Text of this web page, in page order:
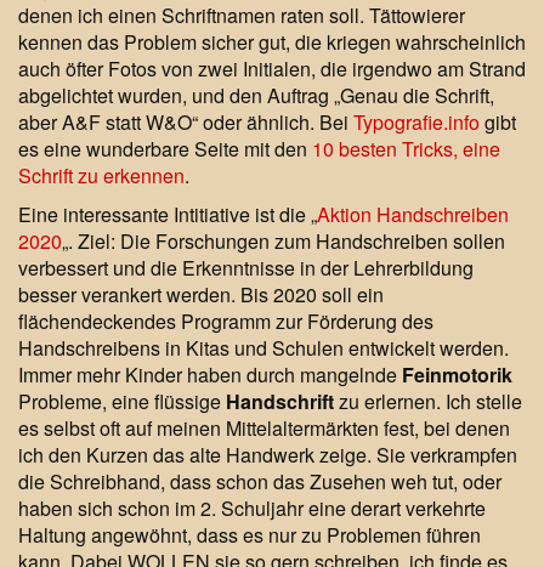
denen ich einen Schriftnamen raten soll. Tättowierer
kennen das Problem sicher gut, die kriegen wahrscheinlich
auch öfter Fotos von zwei Initialen, die irgendwo am Strand
abgelichtet wurden, und den Auftrag „Genau die Schrift,
aber A&F statt W&O“ oder ähnlich. Bei Typografie.infogibt
es eine wunderbare Seite mit den 10 besten Tricks, eine
Schrift zu erkennen.
Eine interessante Intitiative ist die „Aktion Handschreiben
2020„. Ziel: Die Forschungen zum Handschreiben sollen
verbessert und die Erkenntnisse in der Lehrerbildung
besser verankert werden. Bis 2020 soll ein
flächendeckendes Programm zur Förderung des
Handschreibens in Kitas und Schulen entwickelt werden.
Immer mehr Kinder haben durch mangelnde Feinmotorik
Probleme, eine flüssige Handschriftzu erlernen. Ich stelle
es selbst oft auf meinen Mittelaltermärkten fest, bei denen
ich den Kurzen das alte Handwerk zeige. Sie verkrampfen
die Schreibhand, dass schon das Zusehen weh tut, oder
haben sich schon im 2. Schuljahr eine derart verkehrte
Haltung angewöhnt, dass es nur zu Problemen führen
kann. Dabei WOLLEN sie so gern schreiben, ich finde es